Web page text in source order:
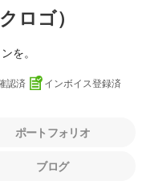
ロゴ）
を。
認済 インボイス登録済
ポートフォリオ
ブログ